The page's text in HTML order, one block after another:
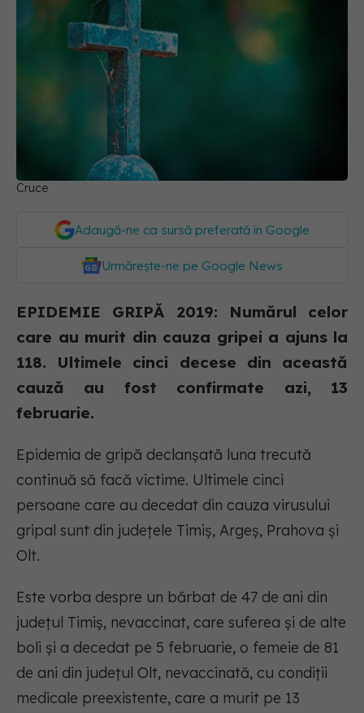
Cruce
Adaugă-ne ca sursă preferată în Google
Urmărește-ne pe Google News
EPIDEMIE GRIPĂ 2019: Numărul celor
care au murit din cauza gripei a ajuns la
118. Ultimele cinci decese din această
cauză au fost confirmate azi, 13
februarie.
Epidemia de gripă declanșată luna trecută
continuă să facă victime. Ultimele cinci
persoane care au decedat din cauza virusului
gripal sunt din județele Timiș, Argeș, Prahova și
Olt.
Este vorba despre un bărbat de 47 de ani din
județul Timiș, nevaccinat, care suferea și de alte
boli și a decedat pe 5 februarie, o femeie de 81
de ani din județul Olt, nevaccinată, cu condiții
medicale preexistente, care a murit pe 13